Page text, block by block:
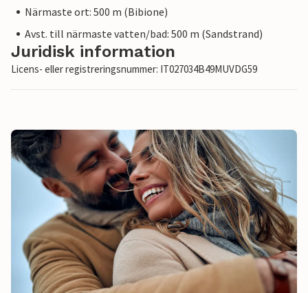
Närmaste ort: 500 m (Bibione)
Avst. till närmaste vatten/bad: 500 m (Sandstrand)
Juridisk information
Licens- eller registreringsnummer: IT027034B49MUVDG59